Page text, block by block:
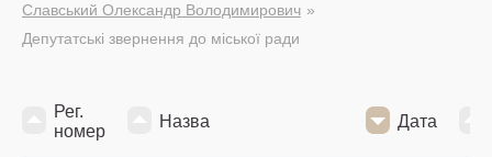
Славський Олександр Володимирович
Депутатські звернення до міської ради
Рег.
номер
Назва Дата